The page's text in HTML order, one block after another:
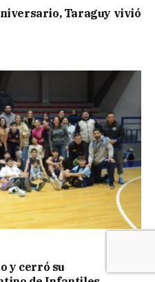
Taraguy vivió
y cerró su